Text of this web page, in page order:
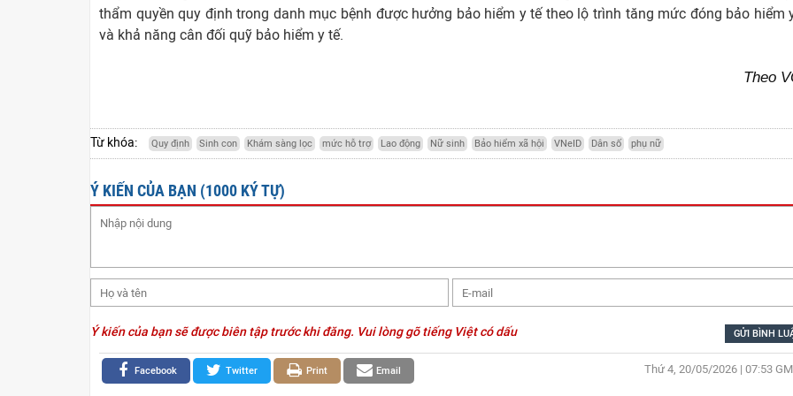
thẩm quyền quy định trong danh mục bệnh được hưởng bảo hiểm y tế theo lộ trình tăng mức đóng bảo hiểm
và khả năng cân đối quỹ bảo hiểm y tế.
Theo
Từ khóa: Quy định Sinh con Khám sàng lọc mức hỗ trợ Lao động Nữ sinh Bảo hiểm xã hội VNeID Dân số phụ nữ
Ý KIẾN CỦA BẠN (1000 KÝ TỰ)
Ý kiến của bạn sẽ được biên tập trước khi đăng. Vui lòng gõ tiếng Việt có dấu
Email
Print
Twitter
Facebook Thứ 4, 20/05/2026 | 07:53